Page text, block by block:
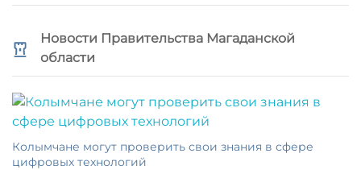
Новости Правительства Магаданской
области
Колымчане могут проверить свои знания в сфере
цифровых технологий